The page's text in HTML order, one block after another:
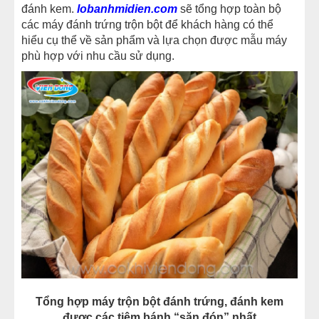
đánh kem. lobanhmidien.com sẽ tổng hợp toàn bộ
các máy đánh trứng trộn bột để khách hàng có thể
hiểu cụ thể về sản phẩm và lựa chọn được mẫu máy
phù hợp với nhu cầu sử dụng.
Tổng hợp máy trộn bột đánh trứng, đánh kem